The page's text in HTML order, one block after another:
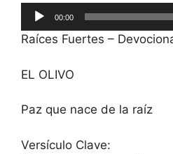
Reproductor
de
audio
00:00
Raíces Fuertes –
EL OLIVO
Paz que nace de la raíz
Versículo Clave: